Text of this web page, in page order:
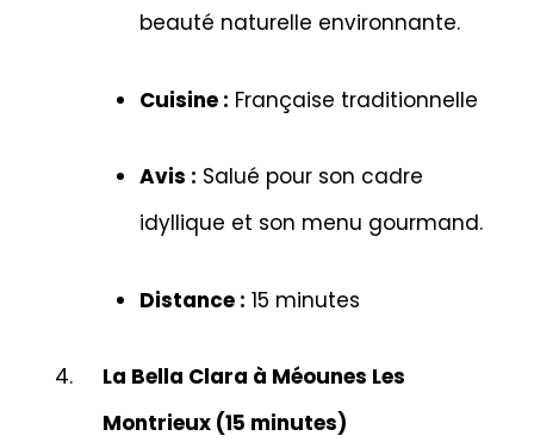
beauté naturelle environnante.
Cuisine : Française traditionnelle
Avis : Salué pour son cadre
idyllique et son menu gourmand.
Distance : 15 minutes
La Bella Clara à Méounes Les
Montrieux (15 minutes)